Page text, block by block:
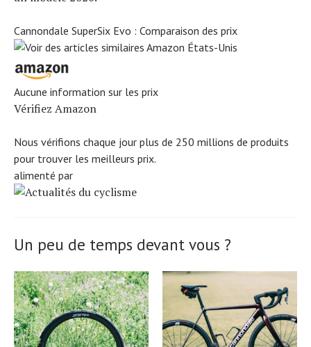
Cannondale SuperSix Evo : Comparaison des prix
Aucune information sur les prix
Vérifiez Amazon
Nous vérifions chaque jour plus de 250 millions de produits
pour trouver les meilleurs prix.
alimenté par
Un peu de temps devant vous ?